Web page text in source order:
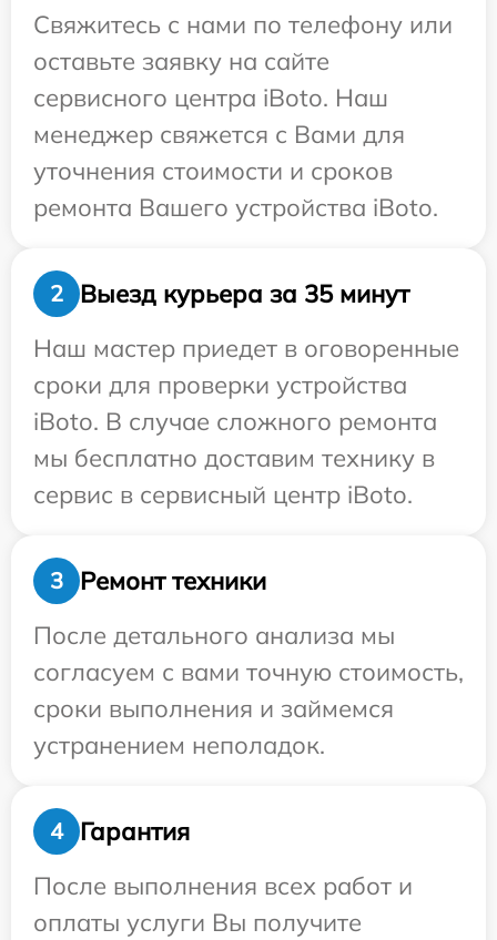
Свяжитесь с нами по телефону или
оставьте заявку на сайте
сервисного центра iBoto. Наш
менеджер свяжется с Вами для
уточнения стоимости и сроков
ремонта Вашего устройства iBoto.
2
Выезд курьера за 35 минут
Наш мастер приедет в оговоренные
сроки для проверки устройства
iBoto. В случае сложного ремонта
мы бесплатно доставим технику в
сервис в сервисный центр iBoto.
3
Ремонт техники
После детального анализа мы
согласуем с вами точную стоимость,
сроки выполнения и займемся
устранением неполадок.
4
Гарантия
После выполнения всех работ и
оплаты услуги Вы получите